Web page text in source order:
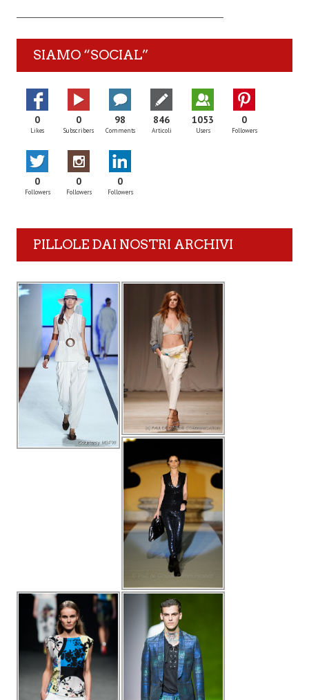
SIAMO “SOCIAL”
0
Likes
0
Subscribers
98
Comments
846
Articoli
1053
Users
0
Followers
0
Followers
0
Followers
0
Followers
PILLOLE DAI NOSTRI ARCHIVI